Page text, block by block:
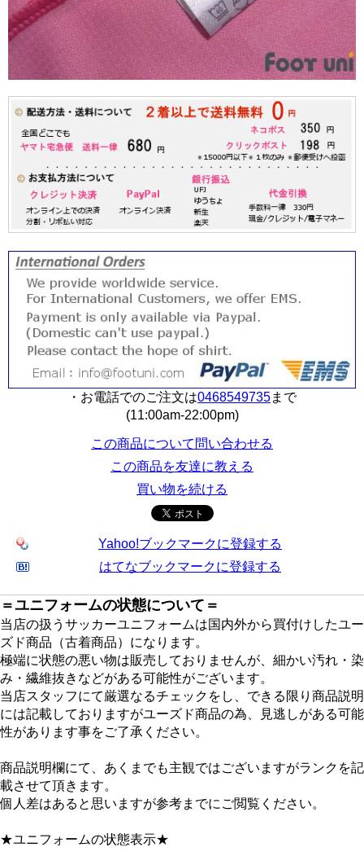
・お電話でのご注文は0468549735まで
(11:00am-22:00pm)
この商品について問い合わせる
この商品を友達に教える
買い物を続ける
Yahoo!ブックマークに登録する
はてなブックマークに登録する
＝ユニフォームの状態について＝
当店の扱うサッカーユニフォームは国内外から買付けしたユー
ズド商品（古着商品）になります。
極端に状態の悪い物は販売しておりませんが、細かい汚れ・染
み・繊維抜きなどがある可能性がございます。
当店スタッフにて厳選なるチェックをし、できる限り商品説明
には記載しておりますがユーズド商品の為、見逃しがある可能
性があります事をご了承ください。
商品説明欄にて、あくまでも主観ではございますがランクを記
載させて頂きます。
個人差はあると思いますが参考までにご閲覧ください。
★ユニフォームの状態表示★